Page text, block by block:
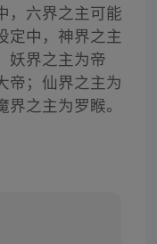
，六界之主可能
定中，神界之主
妖界之主为帝
帝；仙界之主为
之主为罗睺。